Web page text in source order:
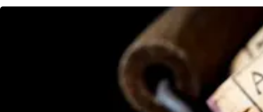
1986
1985 1984 1983
1982
1978
1977
1970
1967
1962
1960
1955
1950
1934